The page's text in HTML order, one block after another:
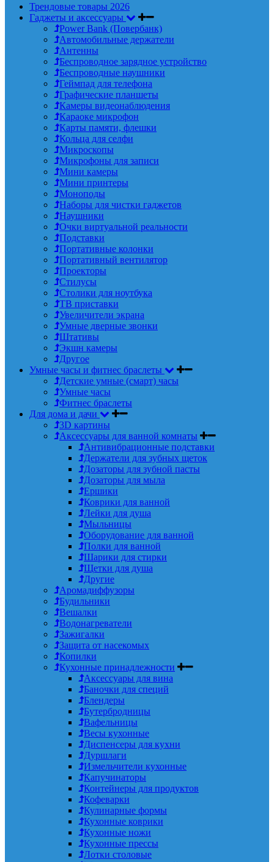
Трендовые товары 2026
Гаджеты и аксессуары
Power Bank (Повербанк)
Автомобильные держатели
Антенны
Беспроводное зарядное устройство
Беспроводные наушники
Геймпад для телефона
Графические планшеты
Камеры видеонаблюдения
Караоке микрофон
Карты памяти, флешки
Кольца для селфи
Микроскопы
Микрофоны для записи
Мини камеры
Мини принтеры
Моноподы
Наборы для чистки гаджетов
Наушники
Очки виртуальной реальности
Подставки
Портативные колонки
Портативный вентилятор
Проекторы
Стилусы
Столики для ноутбука
ТВ приставки
Увеличители экрана
Умные дверные звонки
Штативы
Экшн камеры
Другое
Умные часы и фитнес браслеты
Детские умные (смарт) часы
Умные часы
Фитнес браслеты
Для дома и дачи
3D картины
Аксессуары для ванной комнаты
Антивибрационные подставки
Держатели для зубных щеток
Дозаторы для зубной пасты
Дозаторы для мыла
Ершики
Коврики для ванной
Лейки для душа
Мыльницы
Оборудование для ванной
Полки для ванной
Шарики для стирки
Щетки для душа
Другие
Аромадиффузоры
Будильники
Вешалки
Водонагреватели
Зажигалки
Защита от насекомых
Копилки
Кухонные принадлежности
Аксессуары для вина
Баночки для специй
Блендеры
Бутербродницы
Вафельницы
Весы кухонные
Диспенсеры для кухни
Дуршлаги
Измельчители кухонные
Капучинаторы
Контейнеры для продуктов
Кофеварки
Кулинарные формы
Кухонные коврики
Кухонные ножи
Кухонные прессы
Лотки столовые